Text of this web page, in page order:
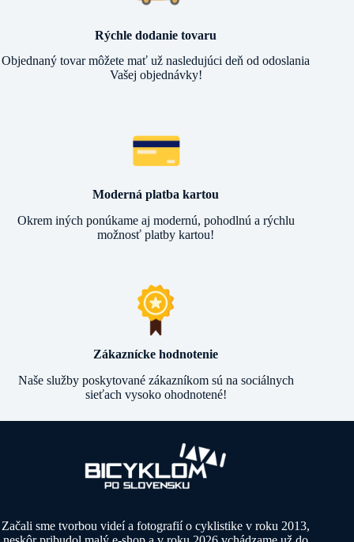
Rýchle dodanie tovaru
Objednaný tovar môžete mať už nasledujúci deň od odoslania
Vašej objednávky!
Moderná platba kartou
Okrem iných ponúkame aj modernú, pohodlnú a rýchlu
možnosť platby kartou!
Zákaznícke hodnotenie
Naše služby poskytované zákazníkom sú na sociálnych
sieťach vysoko ohodnotené!
Začali sme tvorbou videí a fotografií o cyklistike v roku 2013,